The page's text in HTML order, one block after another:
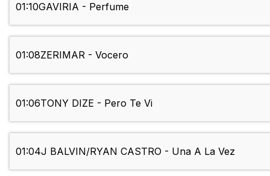
01:10GAVIRIA - Perfume
01:08ZERIMAR - Vocero
01:06TONY DIZE - Pero Te Vi
01:04J BALVIN/RYAN CASTRO - Una A La Vez